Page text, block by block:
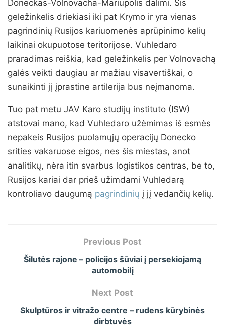
Doneckas-Volnovacha-Mariupolis dalimi. Šis
geležinkelis driekiasi iki pat Krymo ir yra vienas
pagrindinių Rusijos kariuomenės aprūpinimo kelių
laikinai okupuotose teritorijose. Vuhledaro
praradimas reiškia, kad geležinkelis per Volnovachą
galės veikti daugiau ar mažiau visavertiškai, o
sunaikinti jį įprastine artilerija bus neįmanoma.
Tuo pat metu JAV Karo studijų instituto (ISW)
atstovai mano, kad Vuhledaro užėmimas iš esmės
nepakeis Rusijos puolamųjų operacijų Donecko
srities vakaruose eigos, nes šis miestas, anot
analitikų, nėra itin svarbus logistikos centras, be to,
Rusijos kariai dar prieš užimdami Vuhledarą
kontroliavo daugumą pagrindinių į jį vedančių kelių.
Previous Post
Šilutės rajone – policijos šūviai į persekiojamą
automobilį
Next Post
Skulptūros ir vitražo centre – rudens kūrybinės
dirbtuvės